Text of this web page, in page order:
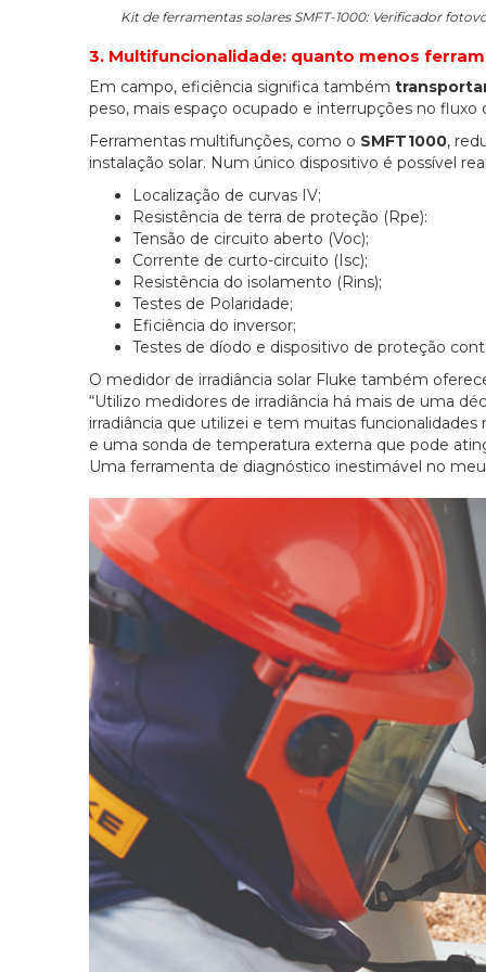
Kit de ferramentas solares SMFT-1000: Verificador
3. Multifuncionalidade: quanto menos
Em campo, eficiência significa também
peso, mais espaço ocupado e interrupções no fluxo
Ferramentas multifunções, como o SMFT1000,
instalação solar. Num único dispositivo é possível
Localização de curvas IV;
Resistência de terra de proteção (Rpe):
Tensão de circuito aberto (Voc);
Corrente de curto-circuito (Isc);
Resistência do isolamento (Rins);
Testes de Polaridade;
Eficiência do inversor;
Testes de díodo e dispositivo de proteção
O medidor de irradiância solar Fluke também
“Utilizo medidores de irradiância há mais de uma
irradiância que utilizei e tem muitas
e uma sonda de temperatura externa que pode
Uma ferramenta de diagnóstico inestimável no meu